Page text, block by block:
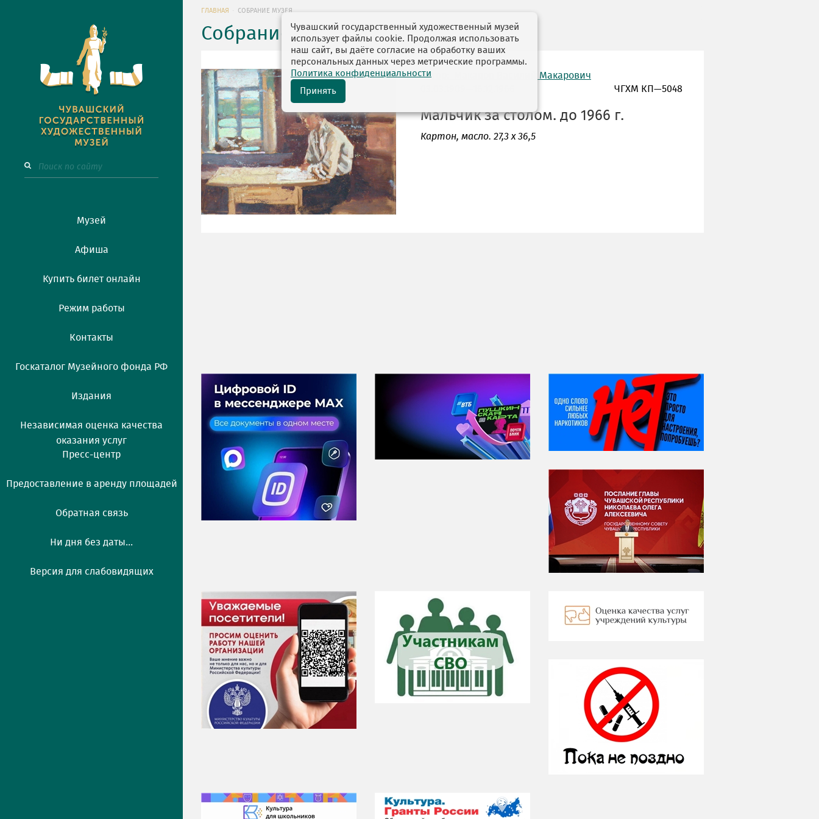
Музей
Афиша
Купить билет онлайн
Режим работы
Контакты
Госкаталог Музейного фонда РФ
Издания
Независимая оценка качества
оказания услуг
Пресс-центр
Предоставление в аренду площадей
Обратная связь
Ни дня без даты...
Версия для слабовидящих
ГЛАВНАЯ СОБРАНИЕ МУЗЕЯ
Собрание музея
автор: Макаров Василий Макарович
ЧГХМ КП—5048
Мальчик за столом. до 1966 г.
Картон, масло. 27,3 х 36,5
НИ ДНЯ БЕЗ ДАТЫ...
08 августа
ВСЕМИРНЫЙ ДЕНЬ
КОШЕК
Чувашский государственный художественный музей
использует файлы cookie. Продолжая использовать
наш сайт, вы даёте согласие на обработку ваших
персональных данных через метрические программы.
Политика конфиденциальности
Принять